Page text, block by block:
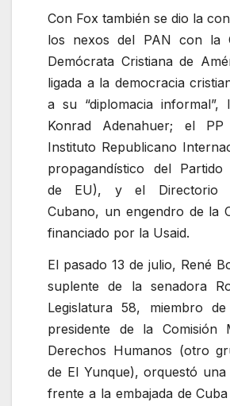
Con Fox también se dio la
los nexos del PAN con la
Demócrata Cristiana de
ligada a la democracia
a su
diplomacia informal ,
Konrad Adenahuer; el
Instituto Republicano
propagandístico del Partido
de EU), y el Directorio
Cubano, un engendro de la
financiado por la Usaid.
El pasado 13 de julio, René
suplente de la senadora
Legislatura 58, miembro
presidente de la Comisión
Derechos Humanos (otro
de El Yunque), orquestó
frente a la embajada de